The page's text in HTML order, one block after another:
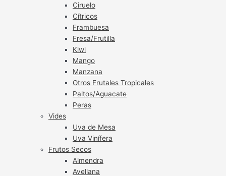
Ciruelo
Cítricos
Frambuesa
Fresa/Frutilla
Kiwi
Mango
Manzana
Otros Frutales Tropicales
Paltos/Aguacate
Peras
Vides
Uva de Mesa
Uva Vinífera
Frutos Secos
Almendra
Avellana